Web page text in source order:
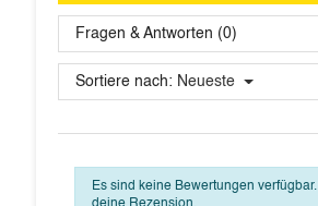
Fragen & Antworten (0)
Sortiere nach: Neueste
Es sind keine Bewertungen verfügbar.